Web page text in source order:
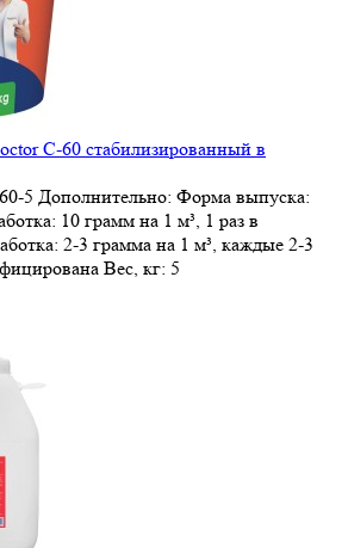
C-60 стабилизированный в
5 Дополнительно: Форма выпуска:
10 грамм на 1 м³, 1 раз в
2-3 грамма на 1 м³, каждые 2-3
Вес, кг: 5